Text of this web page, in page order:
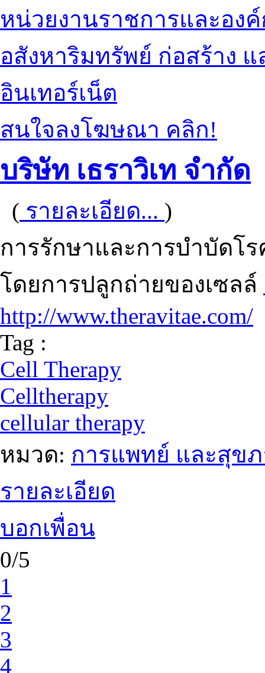
หน่วยงานราชการและอง
อสังหาริมทรัพย์ ก่อสร้าง
อินเทอร์เน็ต
สนใจลงโฆษณา คลิก!
บริษัท เธราวิเท จำกัด
( รายละเอียด... )
การรักษาและการบำบัดโ
โดยการปลูกถ่ายของเซลล์
http://www.theravitae.com/
Tag :
Cell Therapy
Celltherapy
cellular therapy
หมวด: การแพทย์ และสุข
รายละเอียด
บอกเพื่อน
0/5
1
2
3
4